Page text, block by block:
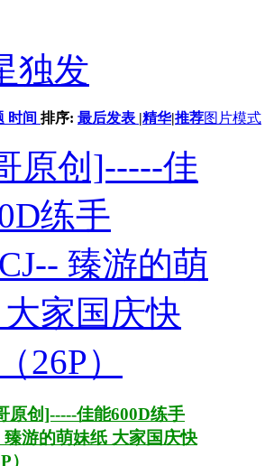
独发
时间 排序: 最后发表 |精华|推荐图片模式
原创]-----佳能600D练手
臻游的萌妹纸 大家国庆快
）